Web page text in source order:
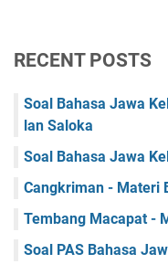
RECENT POSTS
Soal Bahasa Jawa
lan Saloka
Soal Bahasa Jawa
Cangkriman - Materi
Tembang Macapat -
Soal PAS Bahasa